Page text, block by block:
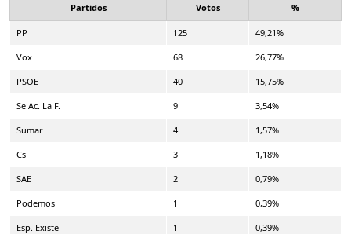
Partidos Votos %
PP 125 49,21%
Vox 68 26,77%
PSOE 40 15,75%
Se Ac. La F. 9 3,54%
Sumar 4 1,57%
Cs 3 1,18%
SAE 2 0,79%
Podemos 1 0,39%
Esp. Existe 1 0,39%